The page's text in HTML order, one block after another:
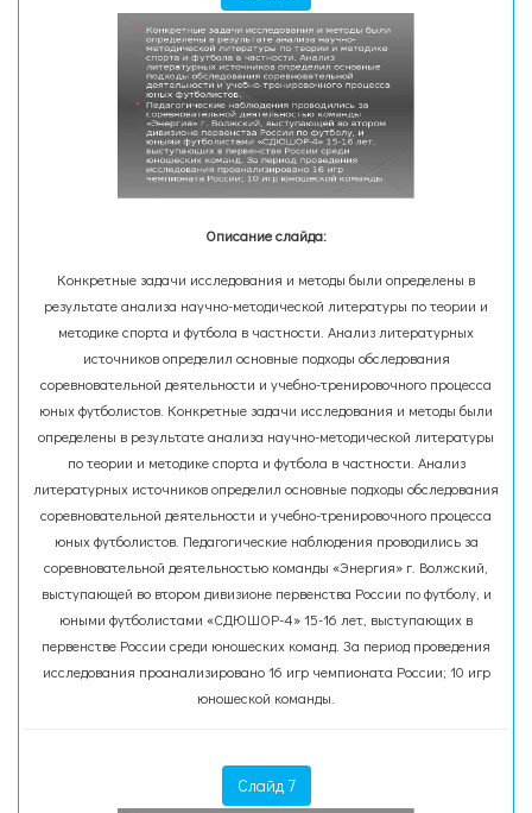
Описание слайда:
Конкретные задачи исследования и методы были определены в
результате анализа научно-методической литературы по теории и
методике спорта и футбола в частности. Анализ литературных
источников определил основные подходы обследования
соревновательной деятельности и учебно-тренировочного процесса
юных футболистов. Конкретные задачи исследования и методы были
определены в результате анализа научно-методической литературы
по теории и методике спорта и футбола в частности. Анализ
литературных источников определил основные подходы обследования
соревновательной деятельности и учебно-тренировочного процесса
юных футболистов. Педагогические наблюдения проводились за
соревновательной деятельностью команды «Энергия» г. Волжский,
выступающей во втором дивизионе первенства России по футболу, и
юными футболистами «СДЮШОР-4» 15-16 лет, выступающих в
первенстве России среди юношеских команд. За период проведения
исследования проанализировано 16 игр чемпионата России; 10 игр
юношеской команды.
Слайд 7